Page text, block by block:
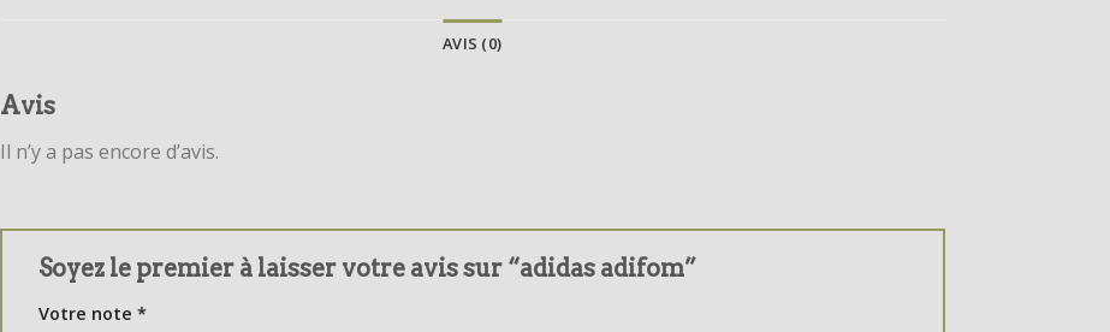
AVIS (0)
Avis
Il n’y a pas encore d’avis.
Soyez le premier à laisser votre avis sur “adidas adifom”
Votre note *